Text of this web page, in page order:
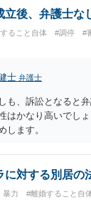
立後、弁護士な
ること自体 #調停 #
士 弁護士
も、訴訟となると
はかなり高いでし
します。
に対する別居の
暴力 #離婚すること自